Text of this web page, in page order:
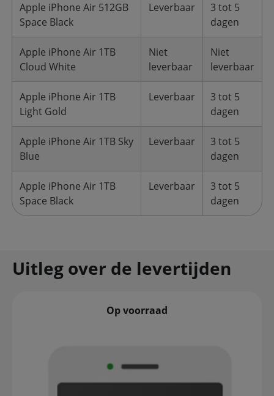
Apple iPhone Air 512GB
Space Black
Leverbaar
3 tot 5
dagen
Apple iPhone Air 1TB
Cloud White
Niet
leverbaar
Niet
leverbaar
Apple iPhone Air 1TB
Light Gold
Leverbaar
3 tot 5
dagen
Apple iPhone Air 1TB Sky
Blue
Leverbaar
3 tot 5
dagen
Apple iPhone Air 1TB
Space Black
Leverbaar
3 tot 5
dagen
Uitleg over de levertijden
Op voorraad